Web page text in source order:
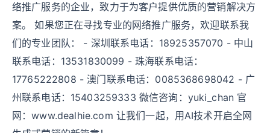
络推广服务的企业，致力于为客户提供优质的营销解决方
案。 如果您正在寻找专业的网络推广服务，欢迎联系我
们的专业团队： - 深圳联系电话：18925357070 - 中山
联系电话：13531830099 - 珠海联系电话：
17765222808 - 澳门联系电话：0085368698042 - 广
州联系电话：15403259333 微信咨询：yuki_chan 官
网：www.dealhie.com 让我们一起，用AI技术开启全网